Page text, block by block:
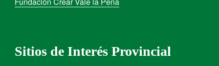
Sitios de Interés Provincial